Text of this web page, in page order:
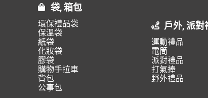
袋, 箱包
環保禮品袋
保溫袋
紙袋
化妝袋
膠袋
購物手拉車
背包
公事包
戶外, 派對
運動禮品
電筒
派對禮品
打氣捧
野外禮品